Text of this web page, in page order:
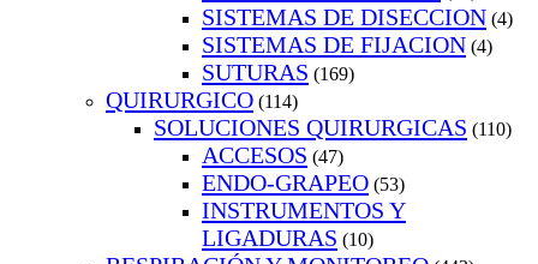
SISTEMAS DE DISECCION (4)
SISTEMAS DE FIJACION (4)
SUTURAS (169)
QUIRURGICO (114)
SOLUCIONES QUIRURGICAS (110)
ACCESOS (47)
ENDO-GRAPEO (53)
INSTRUMENTOS Y
LIGADURAS (10)